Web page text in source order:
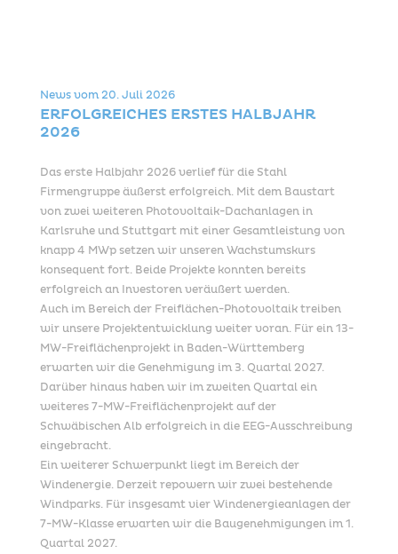
News vom20. Juli 2026
ERFOLGREICHES ERSTES HALBJAHR
2026
Das erste Halbjahr 2026 verlief für die Stahl
Firmengruppe äußerst erfolgreich. Mit dem Baustart
von zwei weiteren Photovoltaik-Dachanlagen in
Karlsruhe und Stuttgart mit einer Gesamtleistung von
knapp 4 MWp setzen wir unseren Wachstumskurs
konsequent fort. Beide Projekte konnten bereits
erfolgreich an Investoren veräußert werden.
Auch im Bereich der Freiflächen-Photovoltaik treiben
wir unsere Projektentwicklung weiter voran. Für ein 13-
MW-Freiflächenprojekt in Baden-Württemberg
erwarten wir die Genehmigung im 3. Quartal 2027.
Darüber hinaus haben wir im zweiten Quartal ein
weiteres 7-MW-Freiflächenprojekt auf der
Schwäbischen Alb erfolgreich in die EEG-Ausschreibung
eingebracht.
Ein weiterer Schwerpunkt liegt im Bereich der
Windenergie. Derzeit repowern wir zwei bestehende
Windparks. Für insgesamt vier Windenergieanlagen der
7-MW-Klasse erwarten wir die Baugenehmigungen im 1.
Quartal 2027.